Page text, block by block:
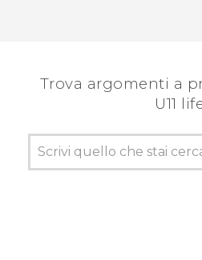
Trova argomenti a
U11